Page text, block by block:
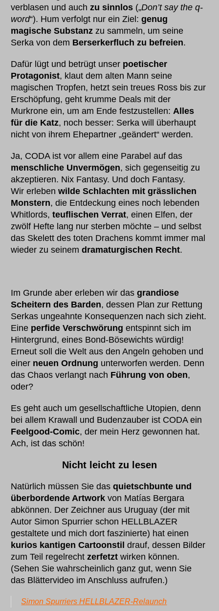
verblasen und auchzu sinnlos („Don’t say the q-
word“). Hum verfolgt nur ein Ziel:genug
magische Substanz zu sammeln, um seine
Serka von dem Berserkerfluch zu befreien.
Dafür lügt und betrügt unser poetischer
Protagonist, klaut dem alten Mann seine
magischen Tropfen, hetzt sein treues Ross bis zur
Erschöpfung, geht krumme Deals mit der
Murkrone ein, um am Ende festzustellen:Alles
für die Katz, noch besser: Serka will überhaupt
nicht von ihrem Ehepartner „geändert“ werden.
Ja, CODA ist vor allem eine Parabel auf das
menschliche Unvermögen, sich gegenseitig zu
akzeptieren. Nix Fantasy. Und doch Fantasy.
Wir erlebenwilde Schlachten mit grässlichen
Monstern, die Entdeckung eines noch lebenden
Whitlords,teuflischen Verrat, einen Elfen, der
zwölf Hefte lang nur sterben möchte – und selbst
das Skelett des toten Drachens kommt immer mal
wieder zu seinemdramaturgischen Recht.
Im Grunde aber erleben wir dasgrandiose
Scheitern des Barden, dessen Plan zur Rettung
Serkas ungeahnte Konsequenzen nach sich zieht.
Eine perfide Verschwörung entspinnt sich im
Hintergrund, eines Bond-Bösewichts würdig!
Erneut soll die Welt aus den Angeln gehoben und
einer neuen Ordnung unterworfen werden. Denn
das Chaos verlangt nach Führung von oben,
oder?
Es geht auch um gesellschaftliche Utopien, denn
bei allem Krawall und Budenzauber ist CODA ein
Feelgood-Comic, der mein Herz gewonnen hat.
Ach, ist das schön!
Nicht leicht zu lesen
Natürlich müssen Sie dasquietschbunte und
überbordende Artwork von Matías Bergara
abkönnen. Der Zeichner aus Uruguay (der mit
Autor Simon Spurrier schon HELLBLAZER
gestaltete und mich dort faszinierte) hat einen
kurios kantigen Cartoonstil drauf, dessen Bilder
zum Teil regelrechtzerfetzt wirken können.
(Sehen Sie wahrscheinlich ganz gut, wenn Sie
das Blättervideo im Anschluss aufrufen.)
Simon Spurriers HELLBLAZER-Relaunch